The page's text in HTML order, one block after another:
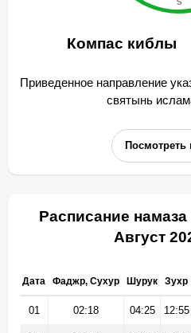
Компас киблы
Приведенное направление
святынь
Посмотреть
Расписание
Август
Дата Фаджр, Сухур Шурук Зухр
01 02:18 04:25 12:55